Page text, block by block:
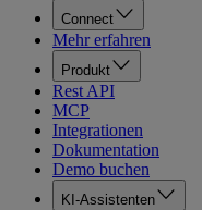
Connect
Mehr erfahren
Produkt
Rest API
MCP
Integrationen
Dokumentation
Demo buchen
KI-Assistenten